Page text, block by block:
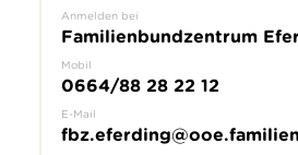
Anmelden bei
Familienbundzentrum
Mobil
0664/88 28 22 12
E-Mail